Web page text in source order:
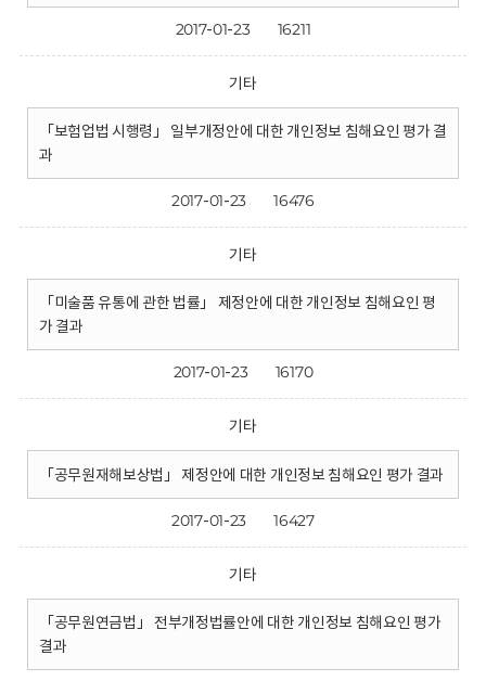
2017-01-23 16211
기타
「보험업법 시행령」 일부개정안에 대한 개인정보 침해요인 평가 결
과
2017-01-23 16476
기타
「미술품 유통에 관한 법률」 제정안에 대한 개인정보 침해요인 평
가 결과
2017-01-23 16170
기타
「공무원재해보상법」 제정안에 대한 개인정보 침해요인 평가 결과
2017-01-23 16427
기타
「공무원연금법」 전부개정법률안에 대한 개인정보 침해요인 평가
결과